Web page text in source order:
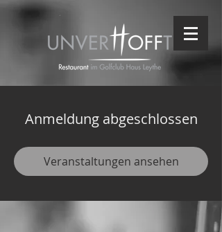
Anmeldung abgeschlossen
Veranstaltungen ansehen